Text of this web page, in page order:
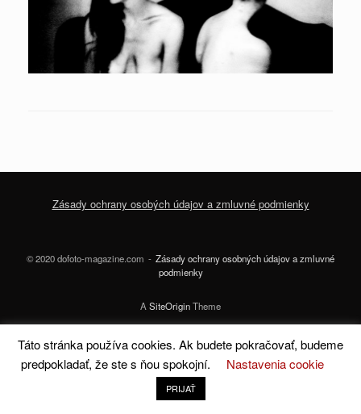
Zásady ochrany osobých údajov a zmluvné podmienky
© 2020 dofoto-magazine.com
Zásady ochrany osobných údajov a zmluvné
podmienky
A SiteOriginTheme
Táto stránka používa cookies. Ak budete pokračovať, budeme
predpokladať, že ste s ňou spokojní.
Nastavenia cookie
PRIJAŤ